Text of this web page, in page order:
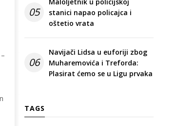
05
Maloljetnik u policijskoj
stanici napao policajca i
oštetio vrata
06
Navijači Lidsa u euforiji zbog
Muharemovića i Treforda:
Plasirat ćemo se u Ligu prvaka
TAGS